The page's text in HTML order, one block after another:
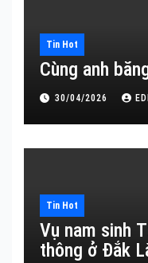
Tin Hot
Cùng anh
30/04/2026
Tin Hot
Vụ nam sinh
thông ở Đắk